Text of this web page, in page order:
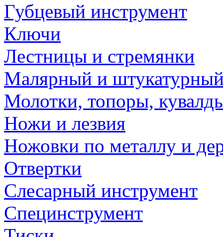
Губцевый инструмент
Ключи
Лестницы и стремянки
Малярный и
Молотки, топоры,
Ножи и лезвия
Ножовки по металлу и
Отвертки
Слесарный инструмент
Специнструмент